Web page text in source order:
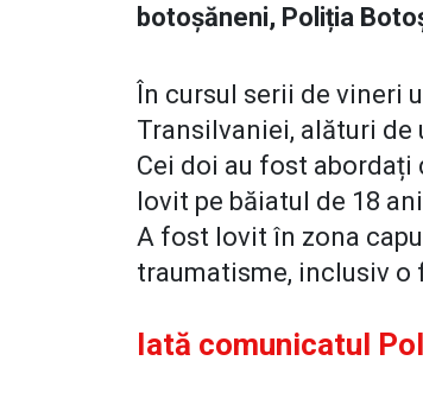
botoșăneni, Poliția
În cursul serii de vineri
Transilvaniei, alături de
Cei doi au fost abordați
lovit pe băiatul de 18
A fost lovit în zona
traumatisme, inclusiv o
Iată comunicatul